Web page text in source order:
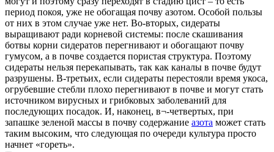
период покоя, уже не обогащая почву азотом. Особой пользы
от них в этом случае уже нет. Во-вторых, сидераты
выращивают ради корневой системы: после скашивания
ботвы корни сидератов перегнивают и обогащают почву
гумусом, а в почве создается пористая структура. Поэтому
сидераты нельзя перекапывать, так как каналы в почве будут
разрушены. В-третьих, если сидераты перестояли время укоса,
огрубевшие стебли плохо перегнивают в почве и могут стать
источником вирусных и грибковых заболеваний для
последующих посадок. И, наконец, в¬-четвертых, при
запашке зеленой массы в почву содержание азота может стать
таким высоким, что следующая по очереди культура просто
начнет «гореть».